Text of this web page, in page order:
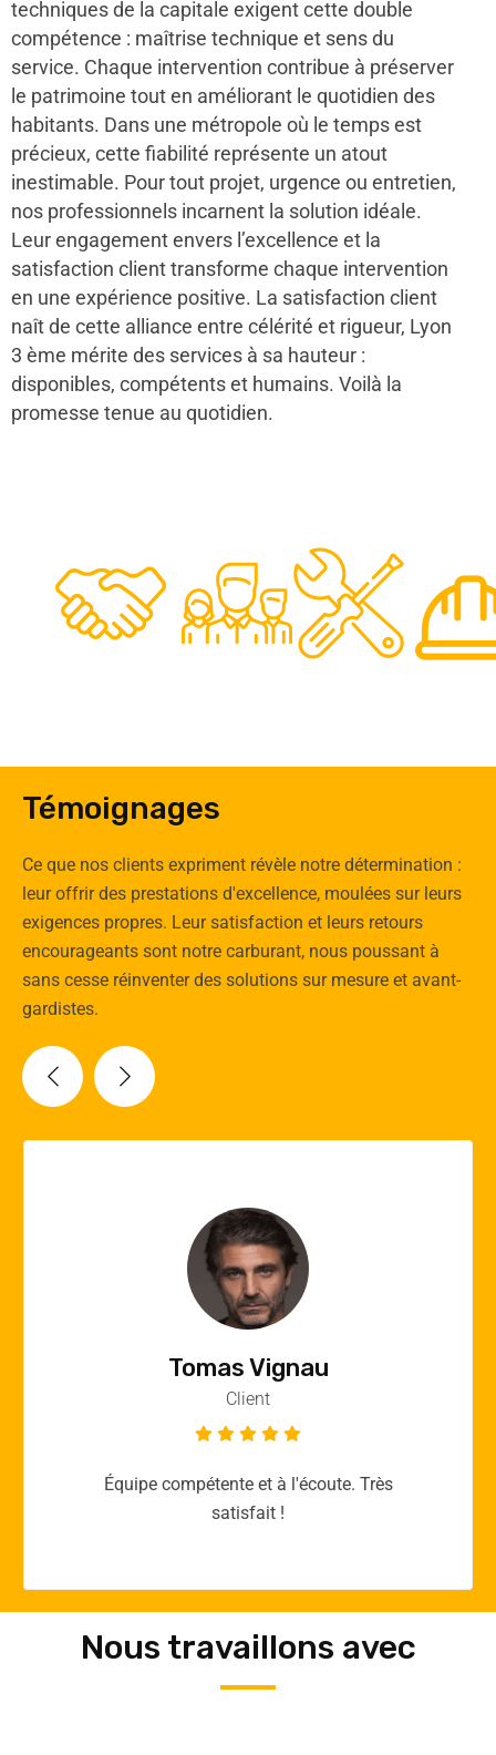
techniques de la capitale exigent cette double
compétence : maîtrise technique et sens du
service. Chaque intervention contribue à préserver
le patrimoine tout en améliorant le quotidien des
habitants. Dans une métropole où le temps est
précieux, cette fiabilité représente un atout
inestimable. Pour tout projet, urgence ou entretien,
nos professionnels incarnent la solution idéale.
Leur engagement envers l’excellence et la
satisfaction client transforme chaque intervention
en une expérience positive. La satisfaction client
naît de cette alliance entre célérité et rigueur, Lyon
3 ème mérite des services à sa hauteur :
disponibles, compétents et humains. Voilà la
promesse tenue au quotidien.
48
0
50
Experts
Témoignages
Ce que nos clients expriment révèle notre détermination :
leur offrir des prestations d'excellence, moulées sur leurs
exigences propres. Leur satisfaction et leurs retours
encourageants sont notre carburant, nous poussant à
sans cesse réinventer des solutions sur mesure et avant-
gardistes.
Vincent Quere
Client
Merci yellow365.work pour votre expertise!
Nous travaillons avec